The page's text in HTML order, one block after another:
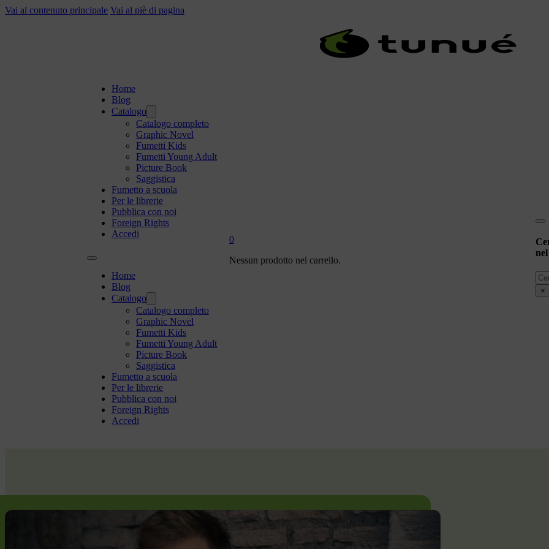
Vai al contenuto principale Vai al piè di pagina
Home
Blog
Catalogo
Catalogo completo
Graphic Novel
Fumetti Kids
Fumetti Young Adult
Picture Book
Saggistica
Fumetto a scuola
Per le librerie
Pubblica con noi
Foreign Rights
Accedi
Home
Blog
Catalogo
Catalogo completo
Graphic Novel
Fumetti Kids
Fumetti Young Adult
Picture Book
Saggistica
Fumetto a scuola
Per le librerie
Pubblica con noi
Foreign Rights
Accedi
0
Nessun prodotto nel carrello.
×